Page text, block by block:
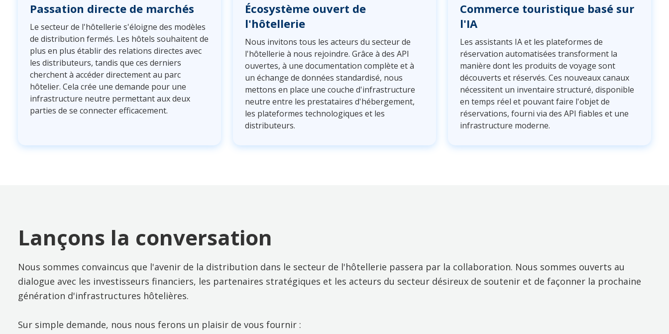
Passation directe de marchés
Le secteur de l'hôtellerie s'éloigne des modèles
de distribution fermés. Les hôtels souhaitent de
plus en plus établir des relations directes avec
les distributeurs, tandis que ces derniers
cherchent à accéder directement au parc
hôtelier. Cela crée une demande pour une
infrastructure neutre permettant aux deux
parties de se connecter efficacement.
Écosystème ouvert de
l'hôtellerie
Nous invitons tous les acteurs du secteur de
l'hôtellerie à nous rejoindre. Grâce à des API
ouvertes, à une documentation complète et à
un échange de données standardisé, nous
mettons en place une couche d'infrastructure
neutre entre les prestataires d'hébergement,
les plateformes technologiques et les
distributeurs.
Commerce touristique basé sur
l'IA
Les assistants IA et les plateformes de
réservation automatisées transforment la
manière dont les produits de voyage sont
découverts et réservés. Ces nouveaux canaux
nécessitent un inventaire structuré, disponible
en temps réel et pouvant faire l'objet de
réservations, fourni via des API fiables et une
infrastructure moderne.
Lançons la conversation
Nous sommes convaincus que l'avenir de la distribution dans le secteur de l'hôtellerie passera par la collaboration. Nous sommes ouverts au
dialogue avec les investisseurs financiers, les partenaires stratégiques et les acteurs du secteur désireux de soutenir et de façonner la prochaine
génération d'infrastructures hôtelières.
Sur simple demande, nous nous ferons un plaisir de vous fournir :